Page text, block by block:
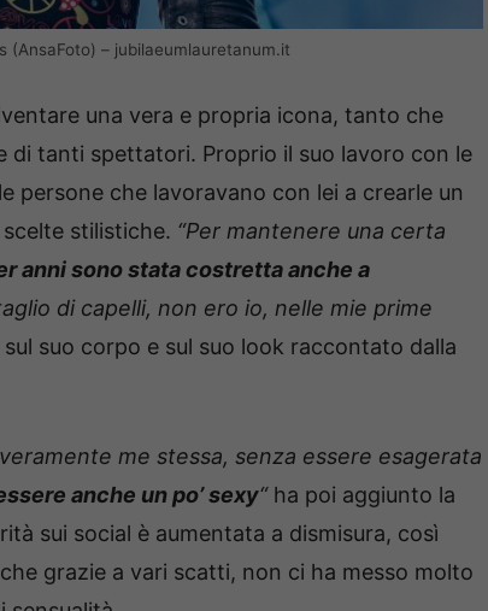
(AnsaFoto) – jubilaeumlauretanum.it
una vera e propria icona, tanto che
di tanti spettatori. Proprio il suo lavoro con le
persone che lavoravano con lei a crearle un
stilistiche. “Per mantenere una certa
anni sono stata costretta anche a
di capelli, non ero io, nelle mie prime
suo corpo e sul suo look raccontato dalla
me stessa, senza essere esagerata
anche un po’ sexy“ha poi aggiunto la
sui social è aumentata a dismisura, così
grazie a vari scatti, non ci ha messo molto